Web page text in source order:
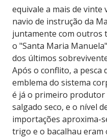
equivale a mais de
navio de instrução da
juntamente com outros
o "Santa Maria
dos últimos
Após o conflito, a pesca
emblema do sistema
é já o primeiro produtor
salgado seco, e o nível
importações aproxima-
trigo e o bacalhau eram